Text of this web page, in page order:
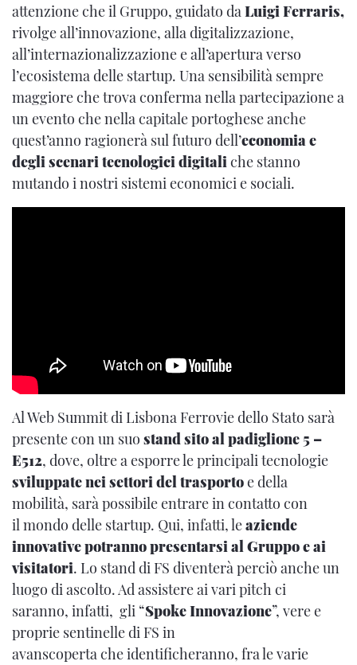
attenzione che il Gruppo, guidato daLuigi Ferraris,
rivolge all’innovazione, alla digitalizzazione,
all’internazionalizzazione e all’apertura verso
l’ecosistema delle startup. Una sensibilità sempre
maggiore che trova conferma nella partecipazione a
un evento che nella capitale portoghese anche
quest’anno ragionerà sul futuro dell’economia e
degli scenari tecnologici digitaliche stanno
mutando i nostri sistemi economici e sociali.
Al Web Summit di Lisbona Ferrovie dello Stato sarà
presente con un suo stand sito al padiglione 5 –
E512, dove, oltre a esporre le principali tecnologie
sviluppate nei settori del trasportoe della
mobilità, sarà possibile entrare in contatto con
il mondo delle startup. Qui, infatti, leaziende
innovative potranno presentarsi al Gruppo e ai
visitatori. Lo stand di FS diventerà perciò anche un
luogo di ascolto. Ad assistere ai vari pitch ci
saranno, infatti, gli “Spoke Innovazione”, vere e
proprie sentinelle di FS in
avanscoperta che identificheranno, fra le varie